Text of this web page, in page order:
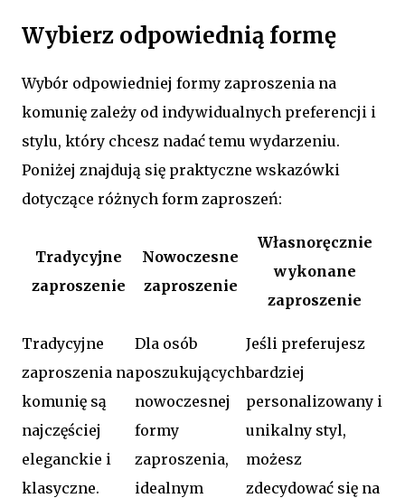
Wybierz odpowiednią formę
Wybór odpowiedniej formy zaproszenia na
komunię zależy od indywidualnych preferencji i
stylu, który chcesz nadać temu wydarzeniu.
Poniżej znajdują się praktyczne wskazówki
dotyczące różnych form zaproszeń:
Tradycyjne
zaproszenie
Nowoczesne
zaproszenie
Własnoręcznie
wykonane
zaproszenie
Tradycyjne
zaproszenia na
komunię są
najczęściej
eleganckie i
klasyczne.
Dla osób
poszukujących
nowoczesnej
formy
zaproszenia,
idealnym
Jeśli preferujesz
bardziej
personalizowany i
unikalny styl,
możesz
zdecydować się na